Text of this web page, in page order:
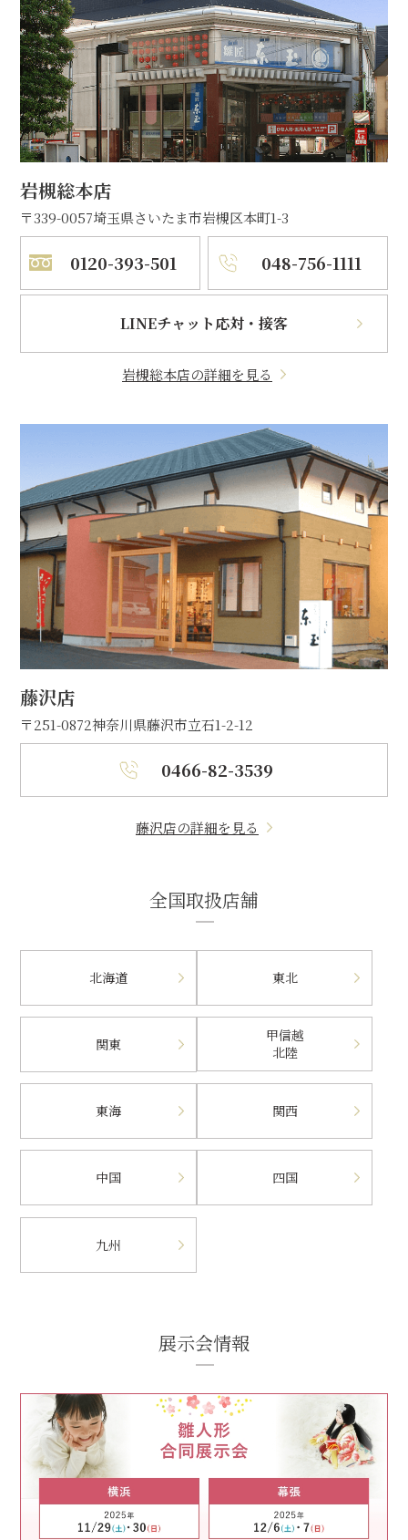
岩槻総本店
〒339-0057埼玉県さいたま市岩槻区本町1-3
0120-393-501 048-756-1111
LINEチャット応対・接客
岩槻総本店の詳細を見る
藤沢店
〒251-0872神奈川県藤沢市立石1-2-12
0466-82-3539
藤沢店の詳細を見る
全国取扱店舗
北海道 東北
関東
甲信越
北陸
東海 関西
中国 四国
九州
展示会情報